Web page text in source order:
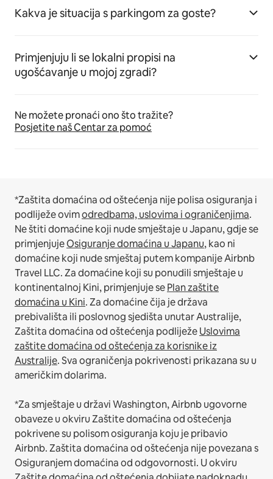
Kakva je situacija s parkingom za goste?
Primjenjuju li se lokalni propisi na
ugošćavanje u mojoj zgradi?
Ne možete pronaći ono što tražite?
Posjetite naš Centar za pomoć
*Zaštita domaćina od oštećenja nije polisa osiguranja i
podliježe ovimodredbama, uslovima i ograničenjima.
Ne štiti domaćine koji nude smještaje u Japanu, gdje se
primjenjujeOsiguranje domaćina u Japanu, kao ni
domaćine koji nude smještaj putem kompanije Airbnb
Travel LLC.Za domaćine koji su ponudili smještaje u
kontinentalnoj Kini, primjenjuje sePlan zaštite
domaćina u Kini.Za domaćine čija je država
prebivališta ili poslovnog sjedišta unutar Australije,
Zaštita domaćina od oštećenja podliježeUslovima
zaštite domaćina od oštećenja za korisnike iz
Australije. Sva ograničenja pokrivenosti prikazana su u
američkim dolarima.
*Za smještaje u državi Washington, Airbnb ugovorne
obaveze u okviru Zaštite domaćina od oštećenja
pokrivene su polisom osiguranja koju je pribavio
Airbnb. Zaštita domaćina od oštećenja nije povezana s
Osiguranjem domaćina od odgovornosti. U okviru